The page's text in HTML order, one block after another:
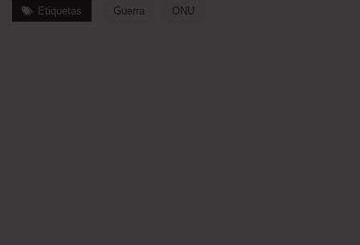
Etiquetas Guerra ONU